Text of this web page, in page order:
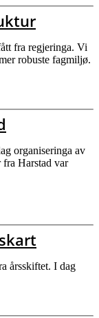
fra regjeringa. Vi
robuste fagmiljø.
organiseringa av
fra Harstad var
årsskiftet. I dag